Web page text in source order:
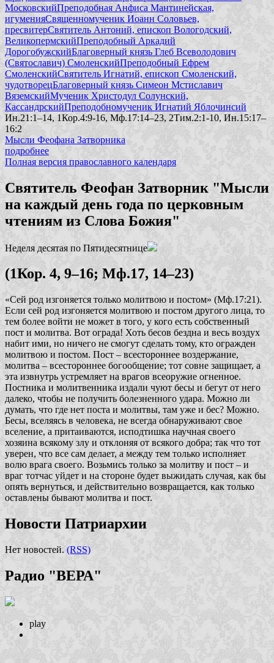
МосковскийПреподобная Анфиса Мантинейская,
игуменияСвященномученик Иоанн Соловьев,
пресвитерСвятитель Антоний, епископ Вологодский,
ВеликопермскийПреподобный Аркадий
ДорогобужскийБлаговерный князь Глеб Всеволодович
(Святославич) СмоленскийПреподобный Ефрем
СмоленскийСвятитель Игнатий, епископ Смоленский,
чудотворецБлаговерный князь Симеон Мстиславич
ВяземскийМученик Христодул Солунский,
КассандрскийПреподобномученик Игнатий Яблочинсий
Ин.21:1–14, 1Кор.4:9-16, Мф.17:14–23, 2Тим.2:1-10, Ин.15:17–
16:2
Мысли Феофана Затворника
подробнее
Полная версия православного календаря
Святитель Феофан Затворник "Мысли
на каждый день года по церковным
чтениям из Слова Божия"
Неделя десятая по Пятидесятнице
(1Кор. 4, 9–16; Мф.17, 14–23)
«Сей род изгоняется только молитвою и постом» (Мф.17:21).
Если сей род изгоняется молитвою и постом другого лица, то
тем более войти не может в того, у кого есть собственный
пост и молитва. Вот ограда! Хоть бесов бездна и весь воздух
набит ими, но ничего не смогут сделать тому, кто огражден
молитвою и постом. Пост – всестороннее воздержание,
молитва – всестороннее богообщение; тот совне защищает, а
эта извнутрь устремляет на врагов всеоружие огненное.
Постника и молитвенника издали чуют бесы и бегут от него
далеко, чтобы не получить болезненного удара. Можно ли
думать, что где нет поста и молитвы, там уже и бес? Можно.
Бесы, вселяясь в человека, не всегда обнаруживают свое
вселение, а притаиваются, исподтишка научная своего
хозяина всякому злу и отклоняя от всякого добра; так что тот
уверен, что все сам делает, а между тем только исполняет
волю врага своего. Возьмись только за молитву и пост – и
враг тотчас уйдет и на стороне будет выжидать случая, как бы
опять вернуться, и действительно возвращается, как только
оставлены бывают молитва и пост.
Новости Патриархии
Нет новостей. (RSS)
Радио "ВЕРА"
play